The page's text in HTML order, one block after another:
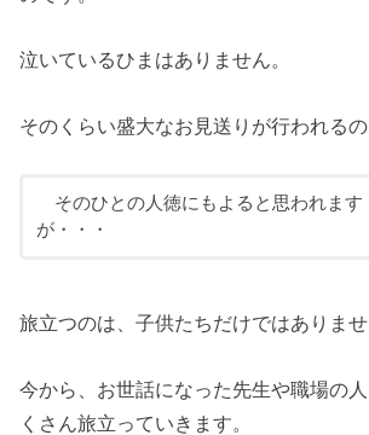
泣いているひまはありません。
そのくらい盛大なお見送りが行われるの
そのひとの人徳にもよると思われます
が・・・
旅立つのは、子供たちだけではありませ
今から、お世話になった先生や職場の
くさん旅立っていきます。